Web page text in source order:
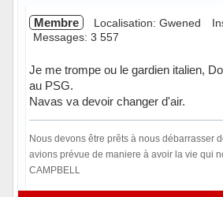
Membre Localisation: Gwened
Messages: 3 557
Je me trompe ou le gardien italien,
au PSG.
Navas va devoir changer d'air.
Nous devons être prêts à nous débarrasser
avions prévue de maniere à avoir la vie qui
CAMPBELL